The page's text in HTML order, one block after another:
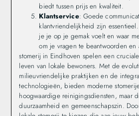
biedt tussen prijs en kwaliteit.
Klantservice: Goede
klantvriendelijkheid zijn
je je op je gemak voelt en waar
om je vragen te beantwoorden en
stomerij in Eindhoven spelen een
leven van lokale bewoners. Met de
milieuvriendelijke praktijken en de
technologieën, bieden moderne
hoogwaardige reinigingsdiensten, maar
duurzaamheid en gemeenschapszin.